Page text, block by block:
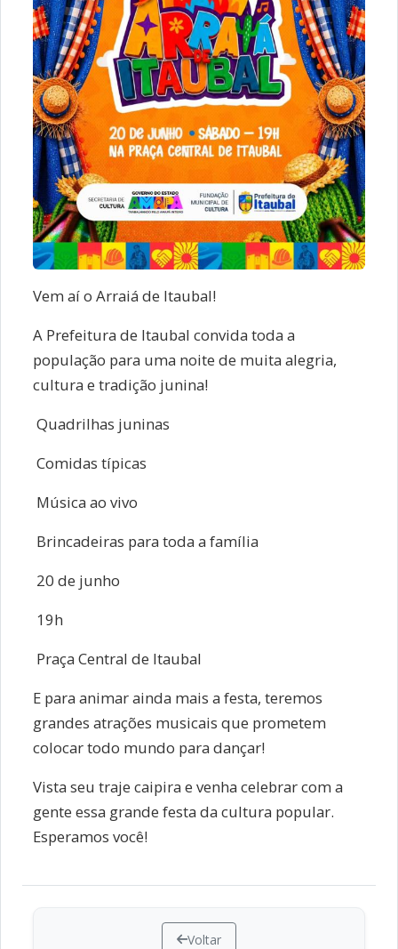
Vem aí o Arraiá de Itaubal!
A Prefeitura de Itaubal convida toda a
população para uma noite de muita alegria,
cultura e tradição junina!
Quadrilhas juninas
Comidas típicas
Música ao vivo
Brincadeiras para toda a família
20 de junho
19h
Praça Central de Itaubal
E para animar ainda mais a festa, teremos
grandes atrações musicais que prometem
colocar todo mundo para dançar!
Vista seu traje caipira e venha celebrar com a
gente essa grande festa da cultura popular.
Esperamos você!
Voltar